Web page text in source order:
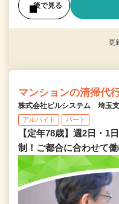
後で見る
更
マンションの清掃代
株式会社ビルシステム 埼玉
アルバイト パート
【定年78歳】週2日・1
制！ご都合に合わせて働